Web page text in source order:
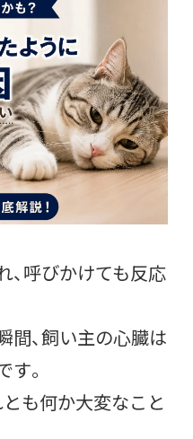
、呼びかけても反応
間、飼い主の心臓は
。
とも何か大変なこと